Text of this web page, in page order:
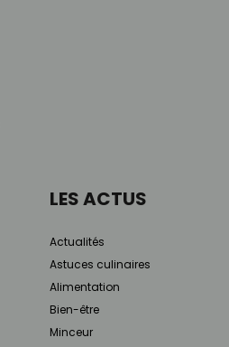
LES ACTUS
Actualités
Astuces culinaires
Alimentation
Bien-être
Minceur